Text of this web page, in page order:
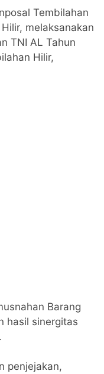
Tembilahan
melaksanakan
TNI AL Tahun
Hilir,
Barang
hasil sinergitas
penjejakan,